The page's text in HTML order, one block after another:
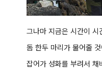
그나마 지금은 시간이 시
돔 한두 마리가 물어줄
잡어가 성화를 부려서